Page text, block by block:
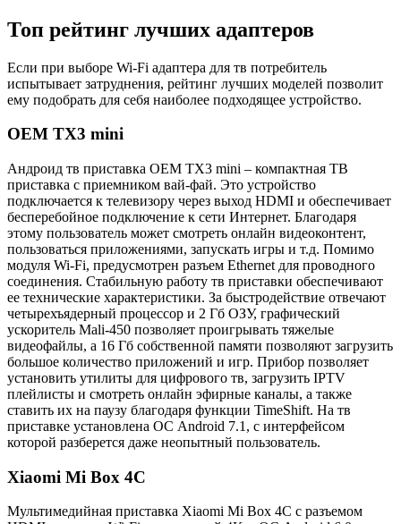
Топ рейтинг лучших адаптеров
Если при выборе Wi-Fi адаптера для тв потребитель
испытывает затруднения, рейтинг лучших моделей позволит
ему подобрать для себя наиболее подходящее устройство.
OEM TX3 mini
Андроид тв приставка OEM TX3 mini – компактная ТВ
приставка с приемником вай-фай. Это устройство
подключается к телевизору через выход HDMI и обеспечивает
бесперебойное подключение к сети Интернет. Благодаря
этому пользователь может смотреть онлайн видеоконтент,
пользоваться приложениями, запускать игры и т.д. Помимо
модуля Wi-Fi, предусмотрен разъем Ethernet для проводного
соединения. Стабильную работу тв приставки обеспечивают
ее технические характеристики. За быстродействие отвечают
четырехъядерный процессор и 2 Гб ОЗУ, графический
ускоритель Mali-450 позволяет проигрывать тяжелые
видеофайлы, а 16 Гб собственной памяти позволяют загрузить
большое количество приложений и игр. Прибор позволяет
установить утилиты для цифрового тв, загрузить IPTV
плейлисты и смотреть онлайн эфирные каналы, а также
ставить их на паузу благодаря функции TimeShift. На тв
приставке установлена ОС Android 7.1, с интерфейсом
которой разберется даже неопытный пользователь.
Xiaomi Mi Box 4C
Мультимедийная приставка Xiaomi Mi Box 4C с разъемом